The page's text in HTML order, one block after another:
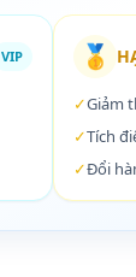
VIP 🥇
✓Giảm
✓Tích
✓Đổi